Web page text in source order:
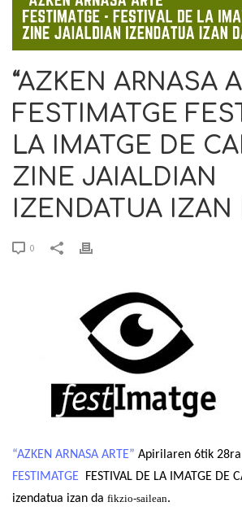
“AZKEN ARNASA
FESTIMATGE
LA IMATGE DE
ZINE JAIALDIAN
IZENDATUA IZAN
0
“AZKEN ARNASA ARTE” Apirilaren 6tik 28ra
FESTIMATGE FESTIVAL DE LA IMATGE DE
izendatua izan da fikzio-sailean.